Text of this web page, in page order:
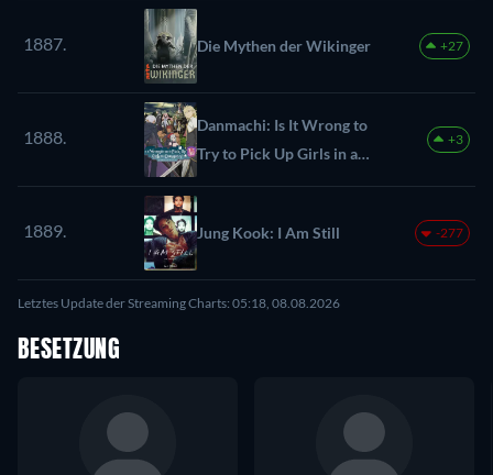
1887. Die Mythen der Wikinger +27
1888.
Danmachi: Is It Wrong to
Try to Pick Up Girls in a
Dungeon?
+3
1889. Jung Kook: I Am Still -277
Letztes Update der Streaming Charts: 05:18, 08.08.2026
BESETZUNG